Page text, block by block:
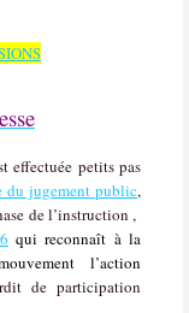
effectuée petits pas
du jugement public,
de l’instruction ,
qui reconnaît à la
l’action
de participation